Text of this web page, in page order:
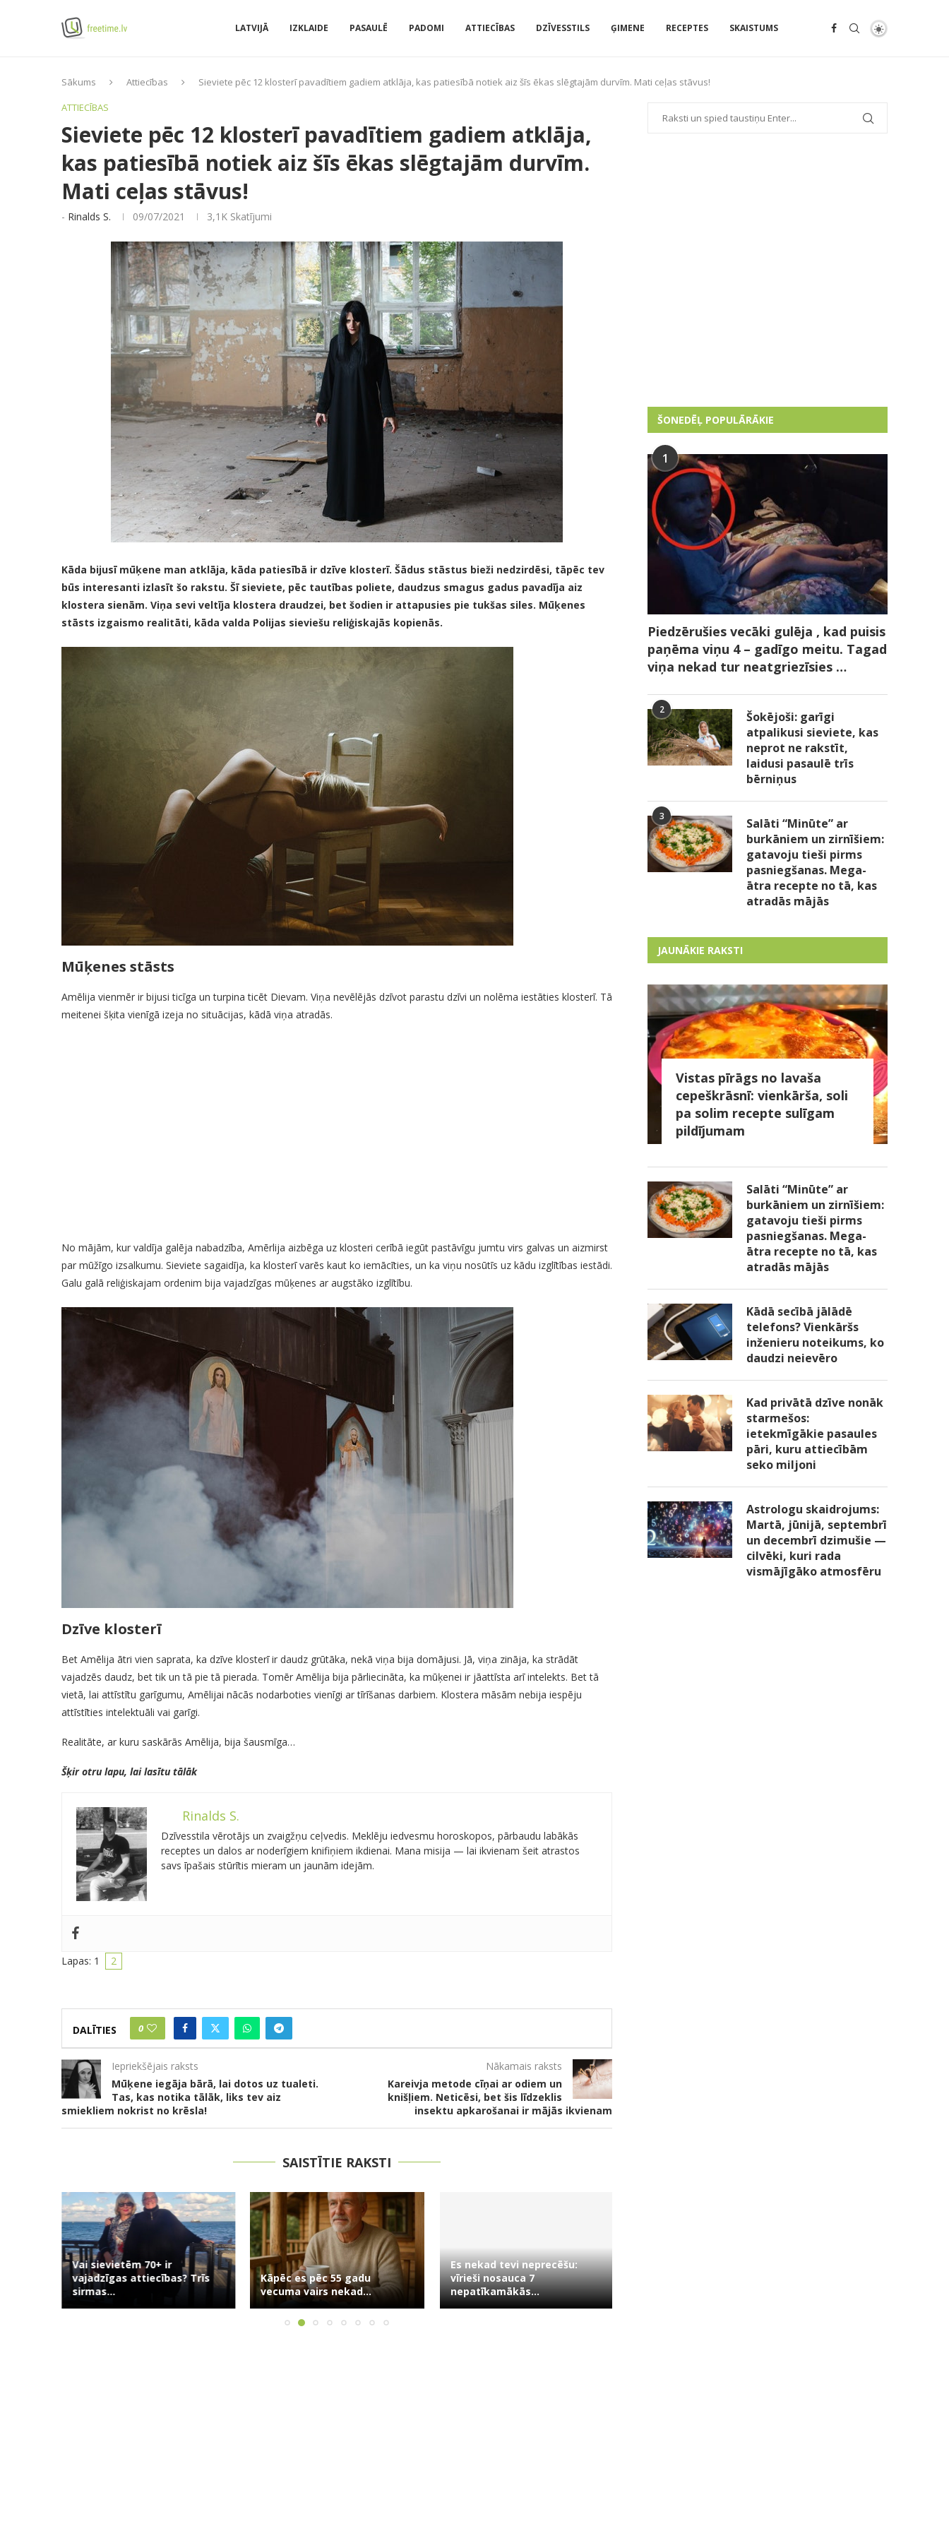
LATVIJĀ IZKLAIDE PASAULĒ PADOMI ATTIECĪBAS DZĪVESSTILS ĢIMENE RECEPTES SKAISTUMS
Sākums Attiecības
Sieviete pēc 12 klosterī pavadītiem gadiem atklāja, kas patiesībā notiek aiz šīs ēkas slēgtajām durvīm. Mati ceļas stāvus!
ATTIECĪBAS
Sieviete pēc 12 klosterī pavadītiem gadiem atklāja,
kas patiesībā notiek aiz šīs ēkas slēgtajām durvīm.
Mati ceļas stāvus!
- Rinalds S. 09/07/2021 3,1K Skatījumi
Kāda bijusī mūķene man atklāja, kāda patiesībā ir dzīve klosterī. Šādus stāstus bieži nedzirdēsi, tāpēc tev
būs interesanti izlasīt šo rakstu. Šī sieviete, pēc tautības poliete, daudzus smagus gadus pavadīja aiz
klostera sienām. Viņa sevi veltīja klostera draudzei, bet šodien ir attapusies pie tukšas siles. Mūķenes
stāsts izgaismo realitāti, kāda valda Polijas sieviešu reliģiskajās kopienās.
Mūķenes stāsts
Amēlija vienmēr ir bijusi ticīga un turpina ticēt Dievam. Viņa nevēlējās dzīvot parastu dzīvi un nolēma iestāties klosterī. Tā
meitenei šķita vienīgā izeja no situācijas, kādā viņa atradās.
No mājām, kur valdīja galēja nabadzība, Amērlija aizbēga uz klosteri cerībā iegūt pastāvīgu jumtu virs galvas un aizmirst
par mūžīgo izsalkumu. Sieviete sagaidīja, ka klosterī varēs kaut ko iemācīties, un ka viņu nosūtīs uz kādu izglītības iestādi.
Galu galā reliģiskajam ordenim bija vajadzīgas mūķenes ar augstāko izglītību.
Dzīve klosterī
Bet Amēlija ātri vien saprata, ka dzīve klosterī ir daudz grūtāka, nekā viņa bija domājusi. Jā, viņa zināja, ka strādāt
vajadzēs daudz, bet tik un tā pie tā pierada. Tomēr Amēlija bija pārliecināta, ka mūķenei ir jāattīsta arī intelekts. Bet tā
vietā, lai attīstītu garīgumu, Amēlijai nācās nodarboties vienīgi ar tīrīšanas darbiem. Klostera māsām nebija iespēju
attīstīties intelektuāli vai garīgi.
Realitāte, ar kuru saskārās Amēlija, bija šausmīga…
Šķir otru lapu, lai lasītu tālāk
Rinalds S.
Dzīvesstila vērotājs un zvaigžņu ceļvedis. Meklēju iedvesmu horoskopos, pārbaudu labākās
receptes un dalos ar noderīgiem knifiņiem ikdienai. Mana misija — lai ikvienam šeit atrastos
savs īpašais stūrītis mieram un jaunām idejām.
Lapas: 1 2
DALĪTIES 0
Iepriekšējais raksts
Mūķene iegāja bārā, lai dotos uz tualeti.
Tas, kas notika tālāk, liks tev aiz
smiekliem nokrist no krēsla!
Nākamais raksts
Kareivja metode cīņai ar odiem un
knišļiem. Neticēsi, bet šis līdzeklis
insektu apkarošanai ir mājās ikvienam
SAISTĪTIE RAKSTI
Vai sievietēm 70+ ir
vajadzīgas attiecības? Trīs
sirmas...
Kāpēc es pēc 55 gadu
vecuma vairs nekad...
Es nekad tevi neprecēšu:
vīrieši nosauca 7
nepatīkamākās...
ŠONEDĒĻ POPULĀRĀKIE
1
Piedzērušies vecāki gulēja , kad puisis
paņēma viņu 4 – gadīgo meitu. Tagad
viņa nekad tur neatgriezīsies …
2
Šokējoši: garīgi
atpalikusi sieviete, kas
neprot ne rakstīt,
laidusi pasaulē trīs
bērniņus
3
Salāti “Minūte” ar
burkāniem un zirnīšiem:
gatavoju tieši pirms
pasniegšanas. Mega-
ātra recepte no tā, kas
atradās mājās
JAUNĀKIE RAKSTI
Vistas pīrāgs no lavaša
cepeškrāsnī: vienkārša, soli
pa solim recepte sulīgam
pildījumam
Salāti “Minūte” ar
burkāniem un zirnīšiem:
gatavoju tieši pirms
pasniegšanas. Mega-
ātra recepte no tā, kas
atradās mājās
Kādā secībā jālādē
telefons? Vienkāršs
inženieru noteikums, ko
daudzi neievēro
Kad privātā dzīve nonāk
starmešos:
ietekmīgākie pasaules
pāri, kuru attiecībām
seko miljoni
Astrologu skaidrojums:
Martā, jūnijā, septembrī
un decembrī dzimušie —
cilvēki, kuri rada
vismājīgāko atmosfēru